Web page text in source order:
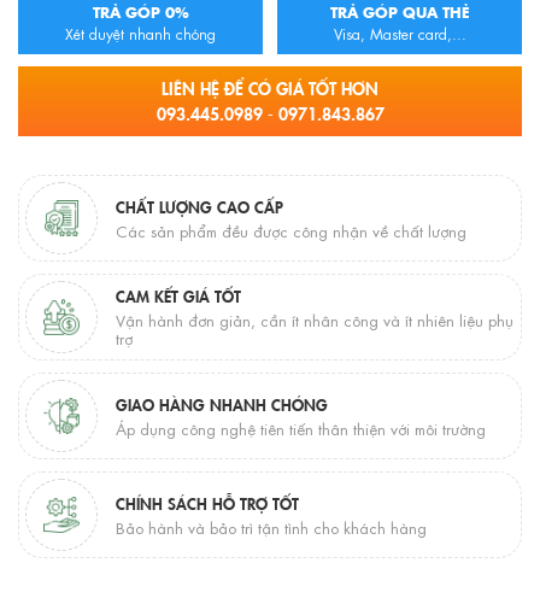
TRẢ GÓP 0%
Xét duyệt nhanh chóng
TRẢ GÓP QUA THẺ
Visa, Master card,...
LIÊN HỆ ĐỂ CÓ GIÁ TỐT HƠN
093.445.0989 - 0971.843.867
CHẤT LƯỢNG CAO CẤP
Các sản phẩm đều được công nhận về chất lượng
CAM KẾT GIÁ TỐT
Vận hành đơn giản, cần ít nhân công và ít nhiên liệu phụ
trợ
GIAO HÀNG NHANH CHÓNG
Áp dụng công nghệ tiên tiến thân thiện với môi trường
CHÍNH SÁCH HỖ TRỢ TỐT
Bảo hành và bảo trì tận tình cho khách hàng